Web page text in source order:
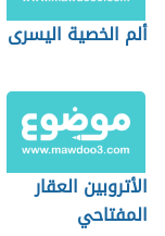
ألم الخصية اليسرى
الأتروبين العقار
المفتاحي